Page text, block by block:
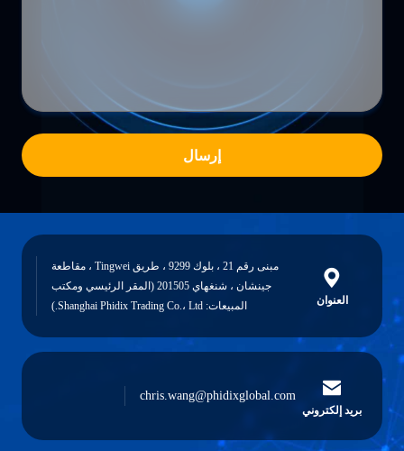
إرسال
العنوان
مبنى رقم 21 ، بلوك 9299 ، طريق Tingwei ، مقاطعة
جينشان ، شنغهاي 201505 (المقر الرئيسي ومكتب
المبيعات: Shanghai Phidix Trading Co.، Ltd.)
بريد إلكتروني
chris.wang@phidixglobal.com